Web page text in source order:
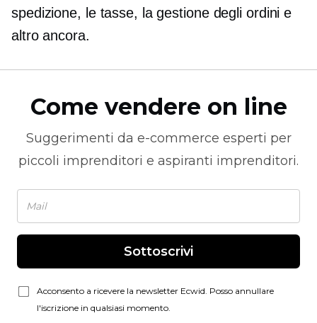
spedizione, le tasse, la gestione degli ordini e
altro ancora.
Come vendere on line
Suggerimenti da e-commerce esperti per
piccoli imprenditori e aspiranti imprenditori.
Sottoscrivi
Acconsento a ricevere la newsletter Ecwid. Posso annullare
l'iscrizione in qualsiasi momento.